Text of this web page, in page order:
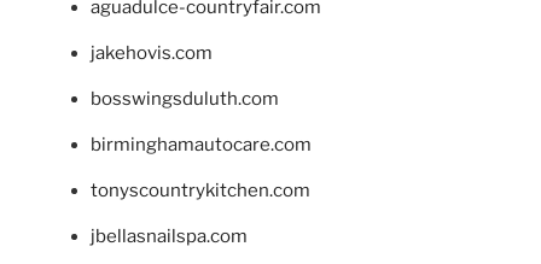
aguadulce-countryfair.com
jakehovis.com
bosswingsduluth.com
birminghamautocare.com
tonyscountrykitchen.com
jbellasnailspa.com